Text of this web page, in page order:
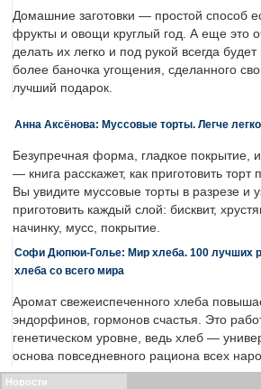
Домашние заготовки — простой способ
фрукты и овощи круглый год. А еще это
делать их легко и под рукой всегда
более баночка угощения, сделанного
лучший подарок.
Анна Аксёнова: Муссовые торты. Легче
Безупречная форма, гладкое покрытие,
— книга расскажет, как приготовить торт
Вы увидите муссовые торты в разрезе и
приготовить каждый слой: бисквит,
начинку, мусс, покрытие.
Софи Дюпюи-Голье: Мир хлеба. 100 лучших
хлеба со всего мира
Аромат свежеиспеченного хлеба
эндорфинов, гормонов счастья. Это
генетическом уровне, ведь хлеб —
основа повседневного рациона всех
Новости